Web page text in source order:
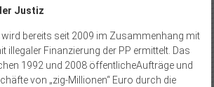
Justiz
wird bereits seit 2009 im Zusammenhang mit
illegaler Finanzierung der PP ermittelt. Das
1992 und 2008 öffentlicheAufträge und
von „zig-­Millionen“ Euro durch die